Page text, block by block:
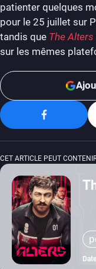
patienter quelques
pour le 25 juillet sur
tandis que The Alters
sur les mêmes
CET ARTICLE PEUT